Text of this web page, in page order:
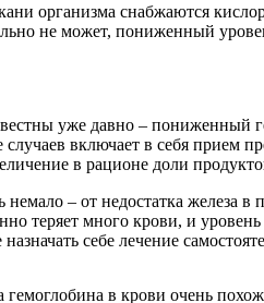
организма снабжаются
не может, пониженный
уже давно – пониженный
включает в себя прием
в рационе доли
– от недостатка железа в
теряет много крови, и
себе лечение
в крови очень